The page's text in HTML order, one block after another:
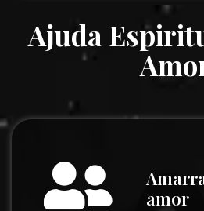
Ajuda
amor